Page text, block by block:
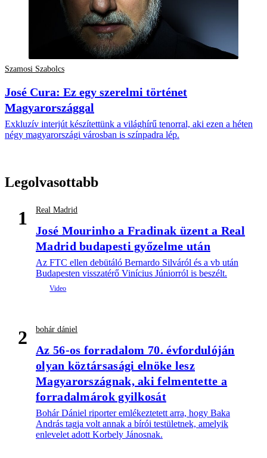
Szamosi Szabolcs
José Cura: Ez egy szerelmi történet
Magyarországgal
Exkluzív interjút készítettünk a világhírű tenorral, aki ezen a héten
négy magyarországi városban is színpadra lép.
Legolvasottabb
1 Real Madrid
José Mourinho a Fradinak üzent a Real
Madrid budapesti győzelme után
Az FTC ellen debütáló Bernardo Silváról és a vb után
Budapesten visszatérő Vinícius Júniorról is beszélt.
2 bohár dániel
Az 56-os forradalom 70. évfordulóján
olyan köztársasági elnöke lesz
Magyarországnak, aki felmentette a
forradalmárok gyilkosát
Bohár Dániel riporter emlékeztetett arra, hogy Baka
András tagja volt annak a bírói testületnek, amelyik
enlevelet adott Korbely Jánosnak.